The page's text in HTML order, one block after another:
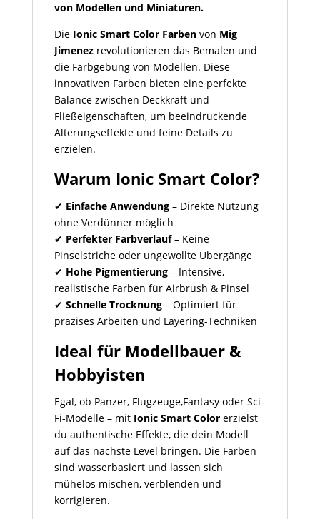
von Modellen und Miniaturen.
Die Ionic Smart Color Farbenvon Mig
Jimenezrevolutionieren das Bemalen und
die Farbgebung von Modellen. Diese
innovativen Farben bieten eine perfekte
Balance zwischen Deckkraft und
Fließeigenschaften, um beeindruckende
Alterungseffekte und feine Details zu
erzielen.
Warum Ionic Smart Color?
✔ Einfache Anwendung– Direkte Nutzung
ohne Verdünner möglich
✔ Perfekter Farbverlauf– Keine
Pinselstriche oder ungewollte Übergänge
✔ Hohe Pigmentierung– Intensive,
realistische Farben für Airbrush & Pinsel
✔ Schnelle Trocknung– Optimiert für
präzises Arbeiten und Layering-Techniken
Ideal für Modellbauer &
Hobbyisten
Egal, ob Panzer, Flugzeuge,Fantasy oder Sci-
Fi-Modelle – mit Ionic Smart Colorerzielst
du authentische Effekte, die dein Modell
auf das nächste Level bringen. Die Farben
sind wasserbasiert und lassen sich
mühelos mischen, verblenden und
korrigieren.